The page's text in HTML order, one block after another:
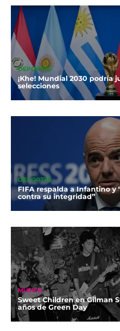
DEPORTES
¡Khe! Mundial 2030 podría
selecciones
DEPORTES
FIFA respalda a Infantino y
contra su integridad”
MÚSICA
Sweet Children en Gilman
años de Green Day